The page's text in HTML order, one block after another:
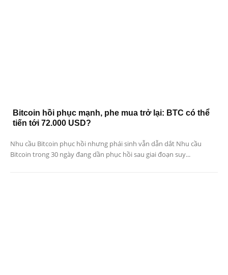
Bitcoin hồi phục mạnh, phe mua trở lại: BTC có thể
tiến tới 72.000 USD?
Nhu cầu Bitcoin phục hồi nhưng phái sinh vẫn dẫn dắt Nhu cầu
Bitcoin trong 30 ngày đang dần phục hồi sau giai đoạn suy...